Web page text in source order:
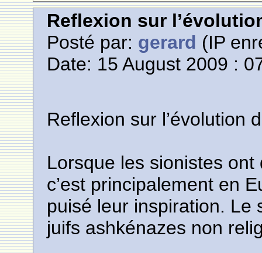
Reflexion sur
Posté par: gerard (IP
Date: 15 August 2009 :
Reflexion sur l’évolution
Lorsque les sionistes
c’est principalement en
puisé leur inspiration. Le
juifs ashkénazes non